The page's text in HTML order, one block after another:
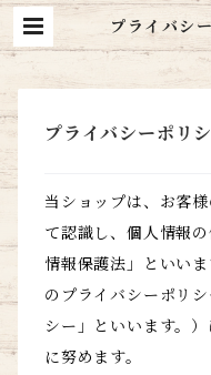
プライバ
ge シ
プライバシーポリ
当ショップは、お客
て認識し、個人情報
情報保護法」といい
のプライバシーポリ
シー」といいます。
に努めます。